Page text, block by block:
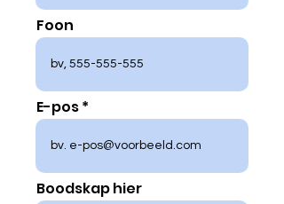
Foon
E-pos
Boodskap hier